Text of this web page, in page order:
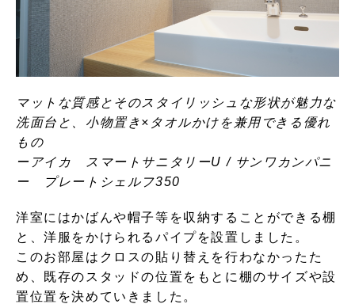
マットな質感とそのスタイリッシュな形状が魅力な
洗面台と、小物置き×タオルかけを兼用できる優れ
もの
ーアイカ スマートサニタリーU / サンワカンパニ
ー プレートシェルフ350
洋室にはかばんや帽子等を収納することができる棚
と、洋服をかけられるパイプを設置しました。
このお部屋はクロスの貼り替えを行わなかったた
め、既存のスタッドの位置をもとに棚のサイズや設
置位置を決めていきました。